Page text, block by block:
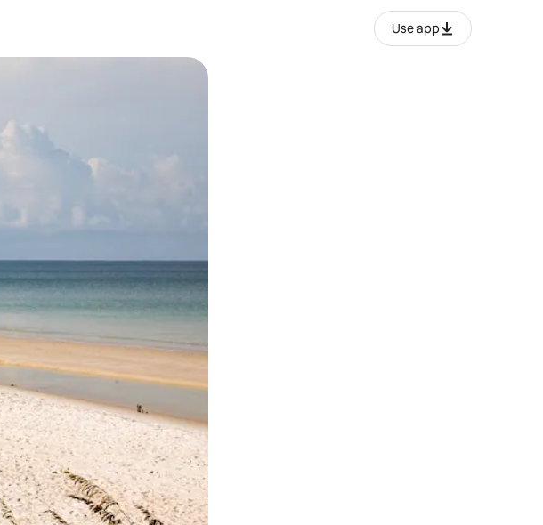
Use app
kwa kugusa au kutelezesha kidole kwenye ishara.